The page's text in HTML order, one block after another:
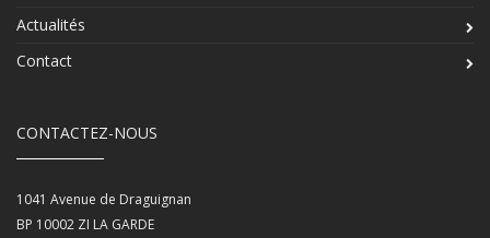
Actualités
Contact
CONTACTEZ-NOUS
1041 Avenue de Draguignan
BP 10002 ZI LA GARDE